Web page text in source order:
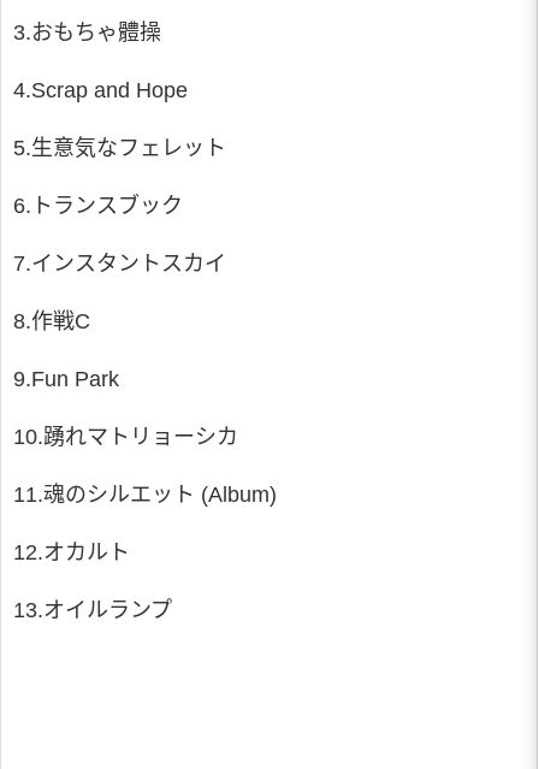
3.おもちゃ體操
4.Scrap and Hope
5.生意気なフェレット
6.トランスブック
7.インスタントスカイ
8.作戦C
9.Fun Park
10.踴れマトリョーシカ
11.魂のシルエット (Album)
12.オカルト
13.オイルランプ